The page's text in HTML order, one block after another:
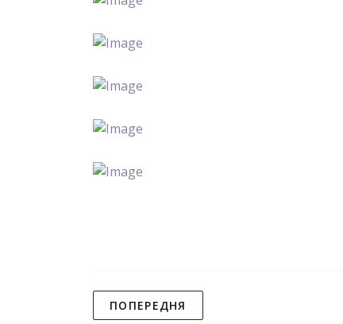
ПОПЕРЕДНЯ